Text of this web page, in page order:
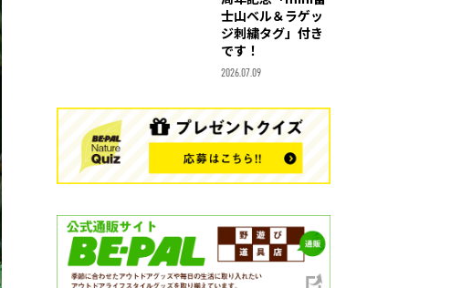
士山ベル＆ラゲッ
ジ刺繍タグ」付き
です！
2026.07.09